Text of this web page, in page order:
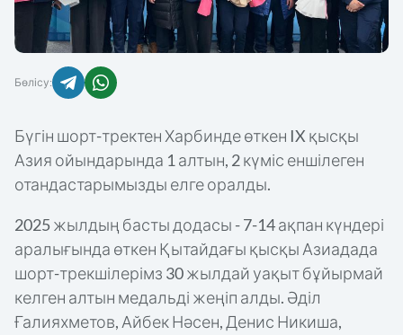
Бөлісу:
Бүгін шорт-тректен Харбинде өткен IX қысқы
Азия ойындарында 1 алтын, 2 күміс еншілеген
отандастарымызды елге оралды.
2025 жылдың басты додасы - 7-14 ақпан күндері
аралығында өткен Қытайдағы қысқы Азиадада
шорт-трекшілерімз 30 жылдай уақыт бұйырмай
келген алтын медальді жеңіп алды. Әділ
Ғалияхметов, Айбек Нәсен, Денис Никиша,
БАСҚА